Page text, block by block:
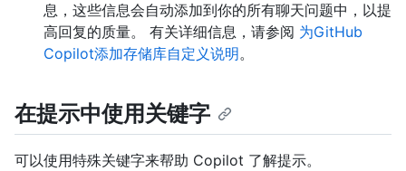
息，这些信息会自动添加到你的所有聊天问题中，以提
高回复的质量。 有关详细信息，请参阅 为GitHub
Copilot添加存储库自定义说明。
在提示中使用关键字
可以使用特殊关键字来帮助 Copilot 了解提示。